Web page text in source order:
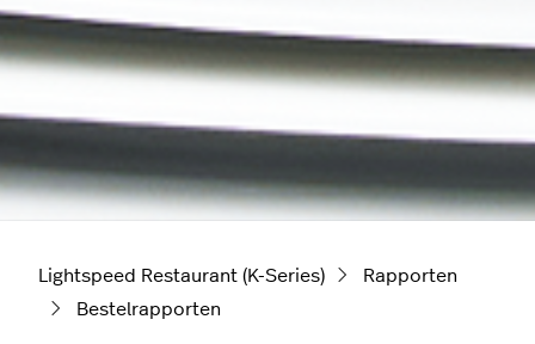
Lightspeed Restaurant (K-Series)
Rapporten
Bestelrapporten